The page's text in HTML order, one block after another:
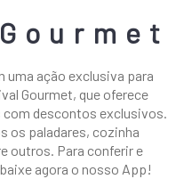
uma ação exclusiva para
Gourmet, que oferece
descontos exclusivos.
os paladares, cozinha
outros. Para conferir e
agora o nosso App!